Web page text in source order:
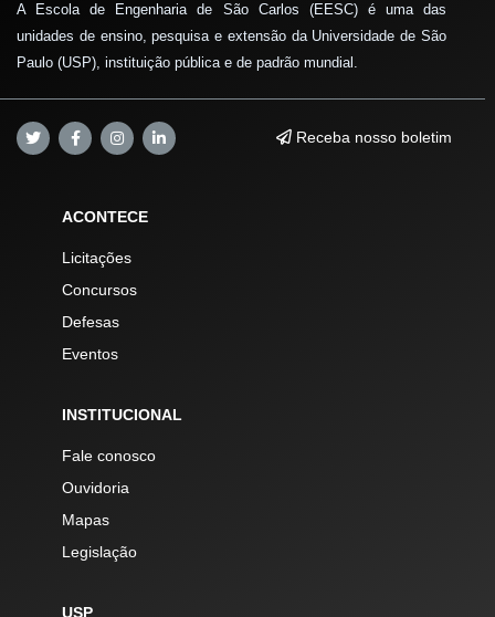
A Escola de Engenharia de São Carlos (EESC) é uma das
unidades de ensino, pesquisa e extensão da Universidade de São
Paulo (USP), instituição pública e de padrão mundial.
Receba nosso boletim
ACONTECE
Licitações
Concursos
Defesas
Eventos
INSTITUCIONAL
Fale conosco
Ouvidoria
Mapas
Legislação
USP